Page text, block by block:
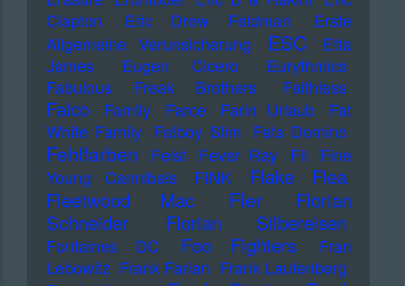
Clapton
Eric Drew Feldman
Erste
Allgemeine Verunsicherung
ESC
Etta
James
Eugen Cicero
Eurythmics
Fabulous Freak Brothers
Faithless
Falco Family Farce Farin Urlaub
Fat
White Family Fatboy Slim Fats Domino
Fehlfarben Feist Fever Ray Fil
Fine
Young Cannibals
FINK Flake
Flea
Fleetwood Mac
Fler
Florian
Schneider
Florian Silbereisen
Fontaines DC Foo Fighters
Fran
Lebowitz Frank Farian Frank Laufenberg